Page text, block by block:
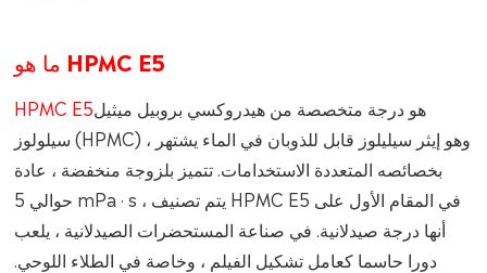
ما هو HPMC E5
HPMC E5هو درجة متخصصة من هيدروكسي بروبيل ميثيل
سيلولوز (HPMC) ، وهو إيثر سيليلوز قابل للذوبان في الماء يشتهر
بخصائصه المتعددة الاستخدامات. تتميز بلزوجة منخفضة ، عادة
حوالي 5 mPa · s ، يتم تصنيف HPMC E5 في المقام الأول على
أنها درجة صيدلانية. في صناعة المستحضرات الصيدلانية ، يلعب
دورا حاسما كعامل تشكيل الفيلم ، وخاصة في الطلاء اللوحي.